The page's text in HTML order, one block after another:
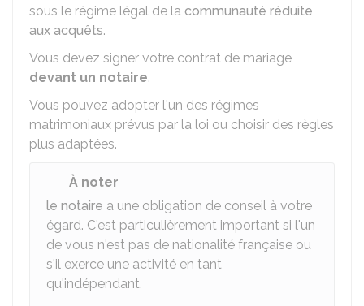
sous le régime légal de la communauté réduite
aux acquêts.
Vous devez signer votre contrat de mariage
devant un notaire.
Vous pouvez adopter l'un des régimes
matrimoniaux prévus par la loi ou choisir des règles
plus adaptées.
À noter
le notaire a une obligation de conseil à votre
égard. C'est particulièrement important si l'un
de vous n'est pas de nationalité française ou
s'il exerce une activité en tant
qu'indépendant.